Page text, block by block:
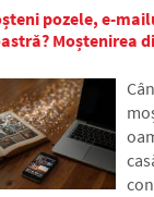
pozele, e-
Moștenirea